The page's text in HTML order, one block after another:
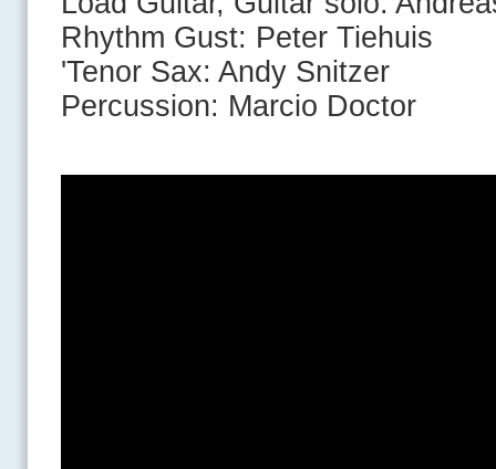
Rhythm Gust: Peter Tiehuis
'Tenor Sax: Andy Snitzer
Percussion: Marcio Doctor